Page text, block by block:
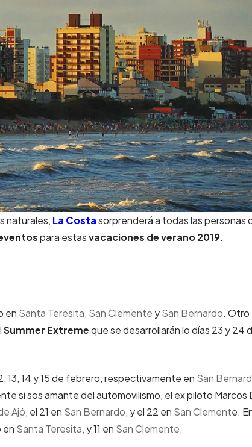
naturales, La Costasorprenderá a todas las personas
para estasvacaciones de verano 2019.
en Santa Teresita, San Clemente ySan Bernardo. Otro
Summer Extremeque se desarrollarán lo días 23 y 24
13, 14 y 15 de febrero, respectivamente en San
si sos amante del automovilismo, el ex piloto Marcos
Ajó, el 21 en San Bernardo, y el 22 en San Clemente.
en Santa Teresita, y 11 en San Clemente.